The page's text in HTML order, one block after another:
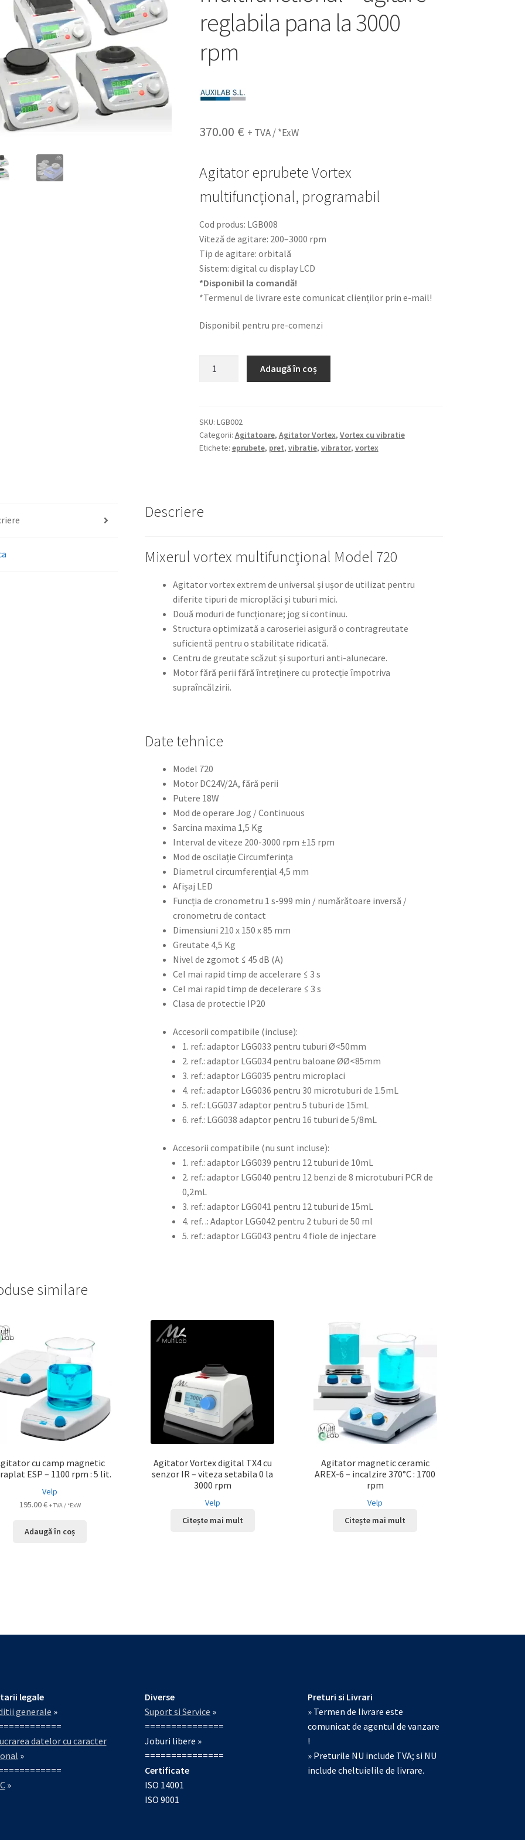
reglabila pana la 3000
rpm
370.00 € + TVA / *ExW
Agitator eprubete Vortex
multifuncțional, programabil
Cod produs: LGB008
Viteză de agitare: 200–3000 rpm
Tip de agitare: orbitală
Sistem: digital cu display LCD
*Disponibil la comandă!
*Termenul de livrare este comunicat clienților prin e-mail!
Disponibil pentru pre-comenzi
–
agitare
reglabila
rpm
Adaugă în coș
SKU: LGB002
Categorii: Agitatoare, Agitator Vortex, Vortex cu vibratie
Etichete: eprubete, pret, vibratie, vibrator, vortex
Descriere
Mixerul vortex multifuncțional Model 720
Agitator vortex extrem de universal și ușor de utilizat pentru
diferite tipuri de microplăci și tuburi mici.
Două moduri de funcționare; jog si continuu.
Structura optimizată a caroseriei asigură o contragreutate
suficientă pentru o stabilitate ridicată.
Centru de greutate scăzut și suporturi anti-alunecare.
Motor fără perii fără întreținere cu protecție împotriva
supraîncălzirii.
Date tehnice
Model 720
Motor DC24V/2A, fără perii
Putere 18W
Mod de operare Jog / Continuous
Sarcina maxima 1,5 Kg
Interval de viteze 200-3000 rpm ±15 rpm
Mod de oscilație Circumferința
Diametrul circumferenţial 4,5 mm
Afișaj LED
Funcția de cronometru 1 s-999 min / numărătoare inversă /
cronometru de contact
Dimensiuni 210 x 150 x 85 mm
Greutate 4,5 Kg
Nivel de zgomot ≤ 45 dB (A)
Cel mai rapid timp de accelerare ≤ 3 s
Cel mai rapid timp de decelerare ≤ 3 s
Clasa de protectie IP20
Accesorii compatibile (incluse):
1. ref.: adaptor LGG033 pentru tuburi Ø<50mm
2. ref.: adaptor LGG034 pentru baloane ØØ<85mm
3. ref.: adaptor LGG035 pentru microplaci
4. ref.: adaptor LGG036 pentru 30 microtuburi de 1.5mL
5. ref.: LGG037 adaptor pentru 5 tuburi de 15mL
6. ref.: LGG038 adaptor pentru 16 tuburi de 5/8mL
Accesorii compatibile (nu sunt incluse):
1. ref.: adaptor LGG039 pentru 12 tuburi de 10mL
2. ref.: adaptor LGG040 pentru 12 benzi de 8 microtuburi PCR de
0,2mL
3. ref.: adaptor LGG041 pentru 12 tuburi de 15mL
4. ref. .: Adaptor LGG042 pentru 2 tuburi de 50 ml
5. ref.: adaptor LGG043 pentru 4 fiole de injectare
similare
cu camp magnetic
ESP – 1100 rpm : 5 lit.
Velp
195.00€ + TVA / *ExW
Adaugă în coș
Agitator Vortex digital TX4 cu
senzor IR – viteza setabila 0 la
3000 rpm
Velp
Citește mai mult
Agitator magnetic ceramic
AREX-6 – incalzire 370°C : 1700
rpm
Velp
Citește mai mult
legale
generale »
datelor cu caracter
»
»
Diverse
Suport si Service »
===============
Joburi libere »
===============
Certificate
ISO 14001
ISO 9001
Preturi si Livrari
» Termen de livrare este
comunicat de agentul de vanzare
!
» Preturile NU include TVA; si NU
include cheltuielile de livrare.